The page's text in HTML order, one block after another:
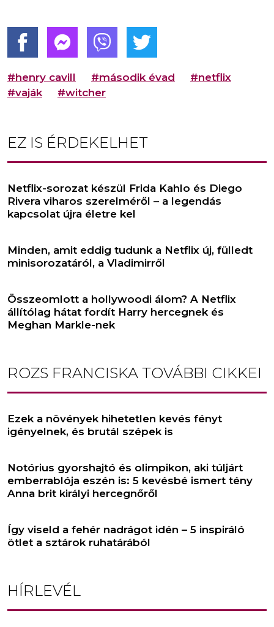
#henry cavill #második évad
#netflix
#vaják
#witcher
EZ IS ÉRDEKELHET
Netflix-sorozat készül Frida Kahlo és Diego
Rivera viharos szerelméről – a legendás
kapcsolat újra életre kel
Minden, amit eddig tudunk a Netflix új, fülledt
minisorozatáról, a Vladimirről
Összeomlott a hollywoodi álom? A Netflix
állítólag hátat fordít Harry hercegnek és
Meghan Markle-nek
ROZS FRANCISKA TOVÁBBI CIKKEI
Ezek a növények hihetetlen kevés fényt
igényelnek, és brutál szépek is
Notórius gyorshajtó és olimpikon, aki túljárt
emberrablója eszén is: 5 kevésbé ismert tény
Anna brit királyi hercegnőről
Így viseld a fehér nadrágot idén – 5 inspiráló
ötlet a sztárok ruhatárából
HÍRLEVÉL